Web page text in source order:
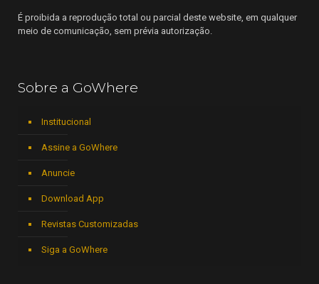
É proibida a reprodução total ou parcial deste website, em qualquer
meio de comunicação, sem prévia autorização.
Sobre a GoWhere
Institucional
Assine a GoWhere
Anuncie
Download App
Revistas Customizadas
Siga a GoWhere